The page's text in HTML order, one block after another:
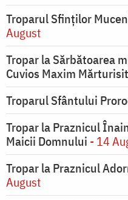
Troparul Sfinţilor
August
Tropar la Sărbătoarea
Cuvios Maxim
Troparul Sfântului
Tropar la Praznicul
Maicii Domnului - 14
Tropar la Praznicul
August